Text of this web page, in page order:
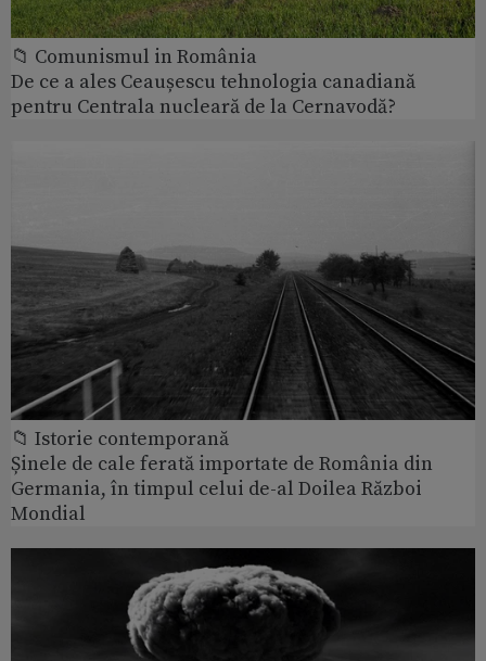
📁 Comunismul in România
De ce a ales Ceaușescu tehnologia canadiană
pentru Centrala nucleară de la Cernavodă?
📁 Istorie contemporană
Șinele de cale ferată importate de România din
Germania, în timpul celui de-al Doilea Război
Mondial